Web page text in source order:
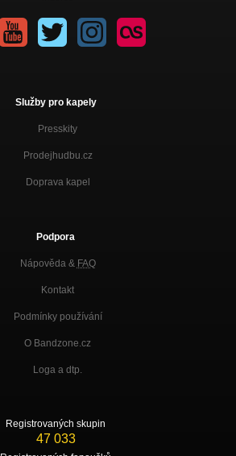
Služby pro kapely
Presskity
Prodejhudbu.cz
Doprava kapel
Podpora
Nápověda & FAQ
Kontakt
Podmínky používání
O Bandzone.cz
Loga a dtp.
Registrovaných skupin
47 033